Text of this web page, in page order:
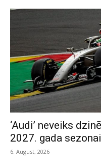
‘Audi’ neveiks
2027. gada sezonai
6. August, 2026